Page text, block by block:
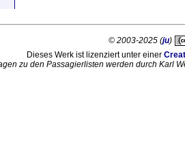
© 2003-2025 (ju)
Dieses Werk ist lizenziert unter einer
zu den Passagierlisten werden durch Karl